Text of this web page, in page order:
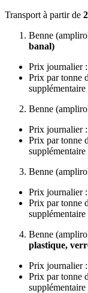
Transport à partir de
Benne
banal)
Prix journalier :
Prix par tonne
Benne
Prix journalier :
Prix par tonne
Benne
Prix journalier :
Prix par tonne
Benne
plastique,
Prix journalier :
Prix par tonne